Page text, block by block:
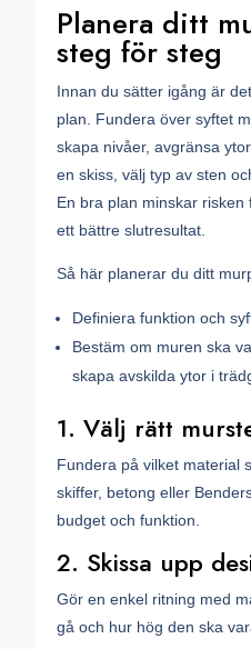
Planera ditt
steg för steg
Innan du sätter igång är
plan. Fundera över syftet
skapa nivåer, avgränsa
en skiss, välj typ av sten
En bra plan minskar
ett bättre slutresultat.
Så här planerar du ditt
Definiera funktion och
Bestäm om muren ska
skapa avskilda ytor i
1. Välj rätt
Fundera på vilket material
skiffer, betong eller
budget och funktion.
2. Skissa upp
Gör en enkel ritning med
gå och hur hög den ska